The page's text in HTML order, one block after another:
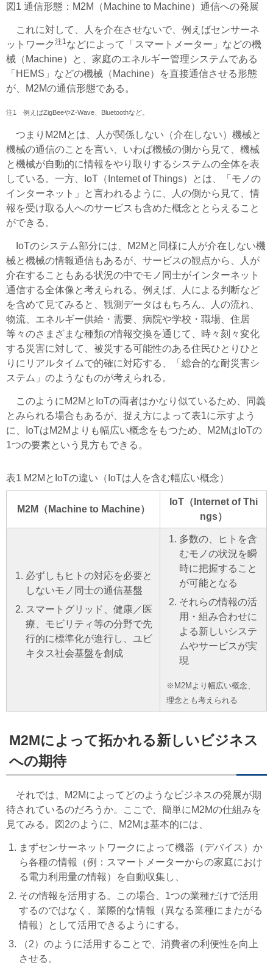
図1 通信形態：M2M（Machine to Machine）通信への発展
これに対して、人を介在させないで、例えばセンサーネ
ットワーク 注1などによって「スマートメーター」などの機
械（Machine）と、家庭のエネルギー管理システムである
「HEMS」などの機械（Machine）を直接通信させる形態
が、M2Mの通信形態である。
注1 例えばZigBeeやZ-Wave、Bluetoothなど。
つまりM2Mとは、人が関係しない（介在しない）機械と
機械の通信のことを言い、いわば機械の側から見て、機械
と機械が自動的に情報をやり取りするシステムの全体を表
している。一方、IoT（Internet of Things）とは、「モノの
インターネット」と言われるように、人の側から見て、情
報を受け取る人へのサービスも含めた概念ととらえること
ができる。
IoTのシステム部分には、M2Mと同様に人が介在しない機
械と機械の情報通信もあるが、サービスの観点から、人が
介在することもある状況の中でモノ同士がインターネット
通信する全体像と考えられる。例えば、人による判断など
を含めて見てみると、観測データはもちろん、人の流れ、
物流、エネルギー供給・需要、病院や学校・職場、住居
等々のさまざまな種類の情報交換を通じて、時々刻々変化
する災害に対して、被災する可能性のある住民ひとりひと
りにリアルタイムで的確に対応する、「総合的な耐災害シ
ステム」のようなものが考えられる。
このようにM2MとIoTの両者はかなり似ているため、同義
とみられる場合もあるが、捉え方によって表1に示すよう
に、IoTはM2Mよりも幅広い概念をもつため、M2MはIoTの
1つの要素という見方もできる。
表1 M2MとIoTの違い（IoTは人を含む幅広い概念）
M2M（Machine to Machine）
IoT（Internet of Thi
ngs）
必ずしもヒトの対応を必要と
しないモノ同士の通信基盤
スマートグリッド、健康／医
療、モビリティ等の分野で先
行的に標準化が進行し、ユビ
キタス社会基盤を創成
多数の、ヒトを含
むモノの状況を瞬
時に把握すること
が可能となる
それらの情報の活
用・組み合わせに
よる新しいシステ
ムやサービスが実
現
※M2Mより幅広い概念、
理念とも考えられる
M2Mによって拓かれる新しいビジネス
への期待
それでは、M2Mによってどのようなビジネスの発展が期
待されているのだろうか。ここで、簡単にM2Mの仕組みを
見てみる。図2のように、M2Mは基本的には、
まずセンサーネットワークによって機器（デバイス）か
ら各種の情報（例：スマートメーターからの家庭におけ
る電力利用量の情報）を自動収集し、
その情報を活用する。この場合、1つの業種だけで活用
するのではなく、業際的な情報（異なる業種にまたがる
情報）として活用できるようにする。
（2）のように活用することで、消費者の利便性を向上
させる。